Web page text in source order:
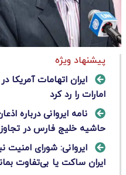
پیشنهاد ویژه
ایران اتهامات آمریکا
امارات را رد کرد
نامه ایروانی درباره
حاشیه خلیج فارس در تجاوز
ایروانی: شورای امنیت
ایران ساکت یا بی‌تفاوت